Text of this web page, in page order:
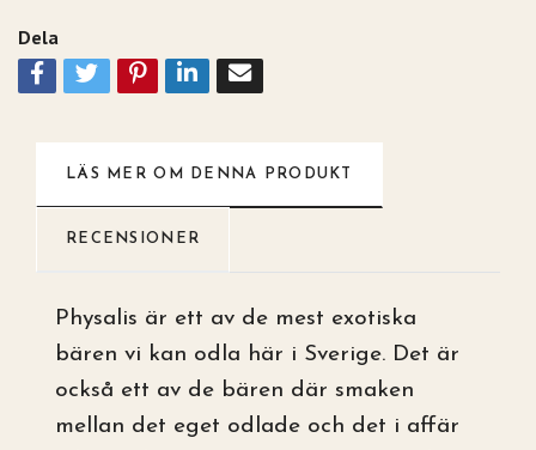
Dela
LÄS MER OM DENNA PRODUKT
RECENSIONER
Physalis är ett av de mest exotiska
bären vi kan odla här i Sverige. Det är
också ett av de bären där smaken
mellan det eget odlade och det i affär